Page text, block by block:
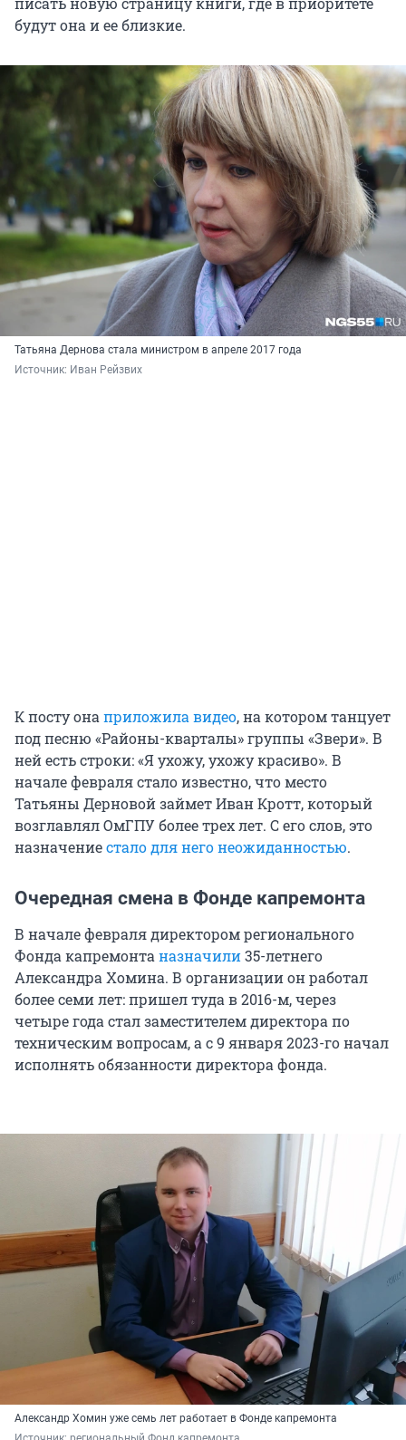
будут она и ее близкие.
Татьяна Дернова стала министром в апреле 2017 года
Источник: Иван Рейзвих
К посту онаприложила видео, на котором танцует
под песню «Районы-кварталы» группы «Звери». В
ней есть строки: «Я ухожу, ухожу красиво». В
начале февраля стало известно, что место
Татьяны Дерновой займет Иван Кротт, который
возглавлял ОмГПУ более трех лет. С его слов, это
назначениестало для него неожиданностью.
Очередная смена в Фонде капремонта
В начале февраля директором регионального
Фонда капремонтаназначили35-летнего
Александра Хомина. В организации он работал
более семи лет: пришел туда в 2016-м, через
четыре года стал заместителем директора по
техническим вопросам, а с 9 января 2023-го начал
исполнять обязанности директора фонда.
Александр Хомин уже семь лет работает в Фонде капремонта